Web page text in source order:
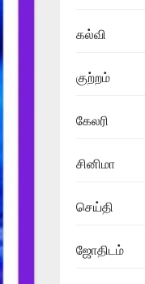
கல்வி
குற்றம்
கேலரி
சினிமா
செய்தி
ஜோதிடம்